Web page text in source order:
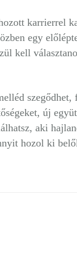
karrierrel
egy
kell
új
aki
hozol ki